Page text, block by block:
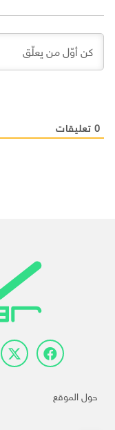
0 تعليقات
حول الموقع